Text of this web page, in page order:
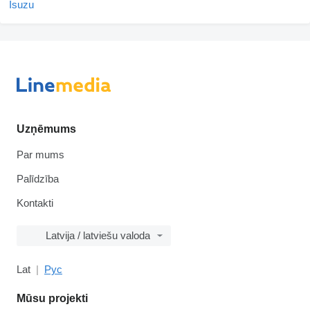
Uzņēmums
Par mums
Palīdzība
Kontakti
Latvija / latviešu valoda
Lat Рус
Mūsu projekti